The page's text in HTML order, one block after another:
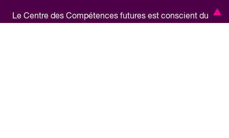
Le Centre des Compétences futures est conscient du